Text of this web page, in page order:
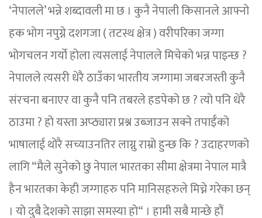
‘नेपालले’ भन्ने शब्दावली मा छ । कुनै नेपाली किसानले आफ्नो
हक भोग नपुग्ने दशगजा ( तटस्थ क्षेत्र ) वरीपरिका जग्गा
भोगचलन गर्यो होला त्यसलाई नेपालले मिचेको भन्न पाइन्छ ?
नेपालले त्यसरी धेरै ठाउँका भारतीय जग्गामा जबरजस्ती कुनै
संरचना बनाएर वा कुनै पनि तबरले हडपेको छ ? त्यो पनि धेरै
ठाउमा ? हो यस्ता अप्ठ्यारा प्रश्न उब्जाउन सक्ने तपाईँको
भाषालाई थोरै सच्याउनतिर लाग्नु राम्रो हुन्छ कि ? उदाहरणको
लागि “मैले सुनेको छु नेपाल भारतका सीमा क्षेत्रमा नेपाल मात्रै
हैन भारतका केही जग्गाहरु पनि मानिसहरुले मिच्ने गरेका छन्
। यो दुबै देशको साझा समस्या हो“ । हामी सबै मान्छे हौं